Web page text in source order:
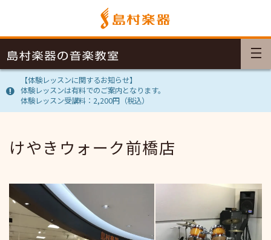
【体験レッスンに関するお知らせ】
体験レッスンは有料でのご案内となります。
体験レッスン受講料：2,200円（税込）
けやきウォーク前橋店